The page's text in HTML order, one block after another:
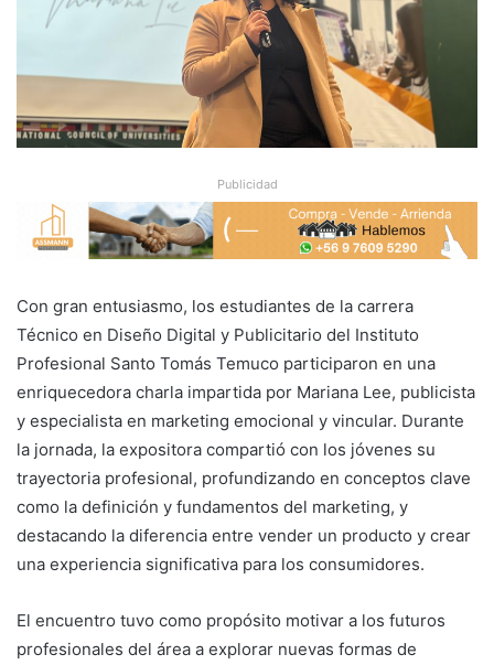
Publicidad
Con gran entusiasmo, los estudiantes de la carrera
Técnico en Diseño Digital y Publicitario del Instituto
Profesional Santo Tomás Temuco participaron en una
enriquecedora charla impartida por Mariana Lee, publicista
y especialista en marketing emocional y vincular. Durante
la jornada, la expositora compartió con los jóvenes su
trayectoria profesional, profundizando en conceptos clave
como la definición y fundamentos del marketing, y
destacando la diferencia entre vender un producto y crear
una experiencia significativa para los consumidores.
El encuentro tuvo como propósito motivar a los futuros
profesionales del área a explorar nuevas formas de